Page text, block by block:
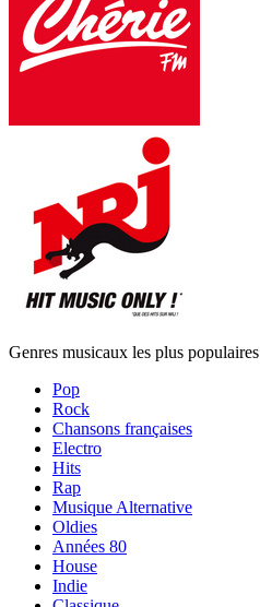
Genres musicaux les plus populaires
Pop
Rock
Chansons françaises
Electro
Hits
Rap
Musique Alternative
Oldies
Années 80
House
Indie